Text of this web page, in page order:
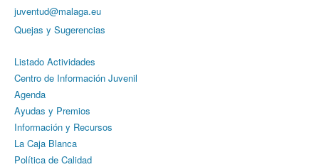
juventud@malaga.eu
Quejas y Sugerencias
Listado Actividades
Centro de Información Juvenil
Agenda
Ayudas y Premios
Información y Recursos
La Caja Blanca
Política de Calidad